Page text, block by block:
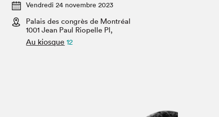
Espace enseignant·e·s
Espace médias
Vendredi 24 novembre 2023
Palais des congrès de Montréal
1001 Jean Paul Riopelle Pl,
Au kiosque 12